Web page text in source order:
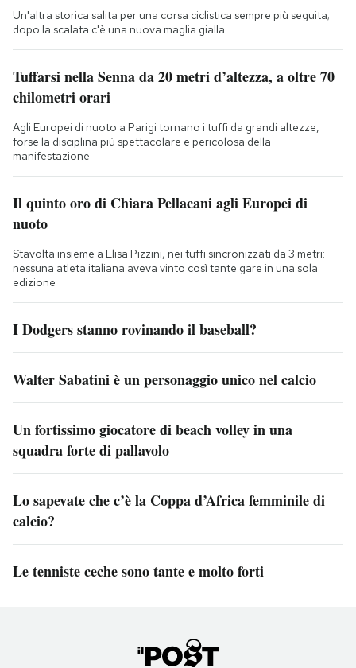
Un'altra storica salita per una corsa ciclistica sempre più seguita;
dopo la scalata c'è una nuova maglia gialla
Tuffarsi nella Senna da 20 metri d’altezza, a oltre 70
chilometri orari
Agli Europei di nuoto a Parigi tornano i tuffi da grandi altezze,
forse la disciplina più spettacolare e pericolosa della
manifestazione
Il quinto oro di Chiara Pellacani agli Europei di
nuoto
Stavolta insieme a Elisa Pizzini, nei tuffi sincronizzati da 3 metri:
nessuna atleta italiana aveva vinto così tante gare in una sola
edizione
I Dodgers stanno rovinando il baseball?
Walter Sabatini è un personaggio unico nel calcio
Un fortissimo giocatore di beach volley in una
squadra forte di pallavolo
Lo sapevate che c’è la Coppa d’Africa femminile di
calcio?
Le tenniste ceche sono tante e molto forti